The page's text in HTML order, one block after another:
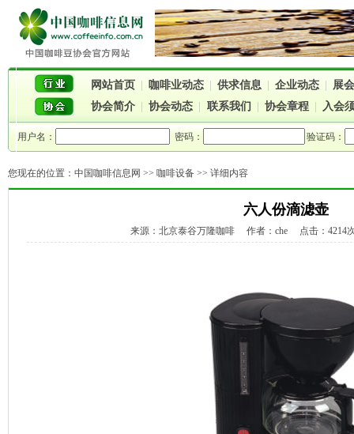
网站首页 咖啡业动态 供求信息 企业动态
展
协会简介
协会动态 联系我们 协会章程 入会
用户名： 密码： 验证码：
您现在的位置： 中国咖啡信息网 >> 咖啡设备 >> 详细内容
六人份滴滤壶
来源：北京泰谷万隆咖啡 作者：che 点击：4214